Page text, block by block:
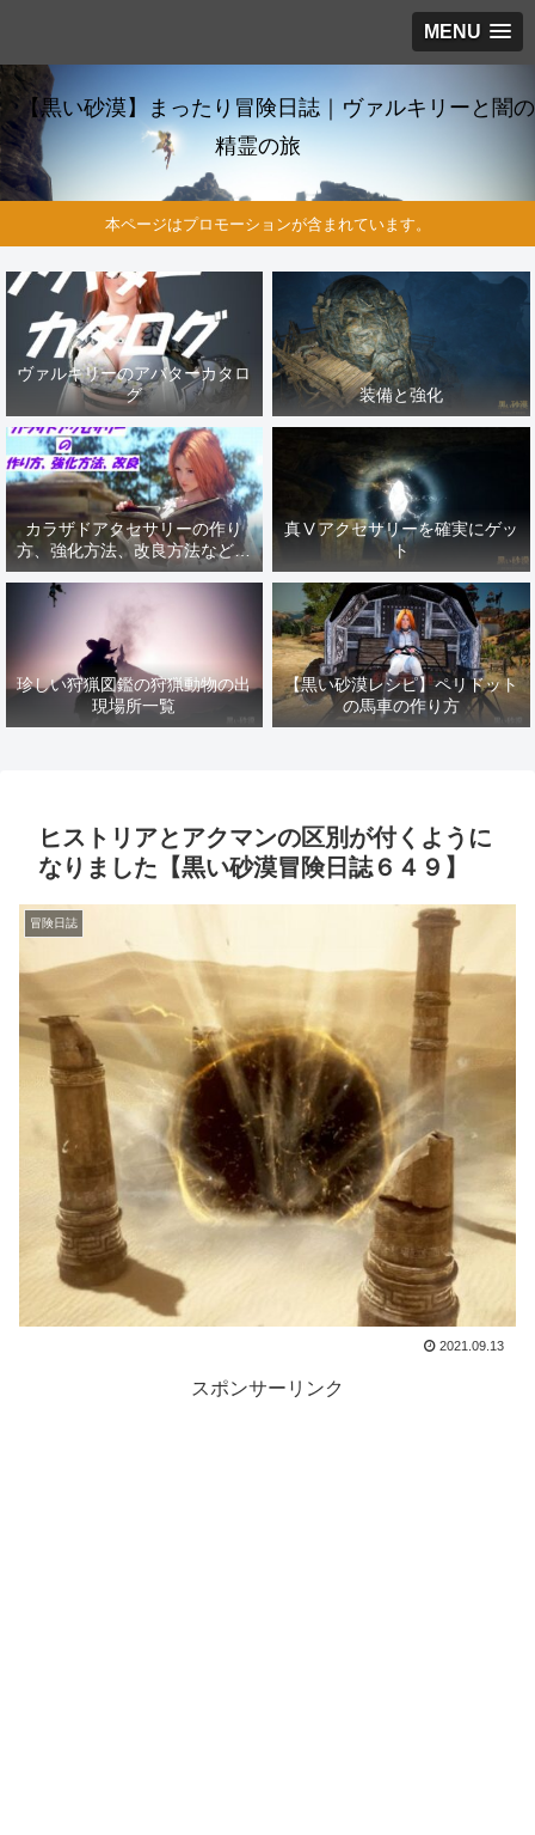
MENU
【黒い砂漠】まったり冒険日誌｜ヴァルキリーと闇の
精霊の旅
本ページはプロモーションが含まれています。
ヴァルキリーのアバターカタロ
グ
装備と強化
カラザドアクセサリーの作り
方、強化方法、改良方法などま
とめ【黒い砂漠冒険日誌１４１
真Ⅴアクセサリーを確実にゲッ
ト
珍しい狩猟図鑑の狩猟動物の出
現場所一覧
【黒い砂漠レシピ】ペリドット
の馬車の作り方
ヒストリアとアクマンの区別が付くように
なりました【黒い砂漠冒険日誌６４９】
冒険日誌
2021.09.13
スポンサーリンク